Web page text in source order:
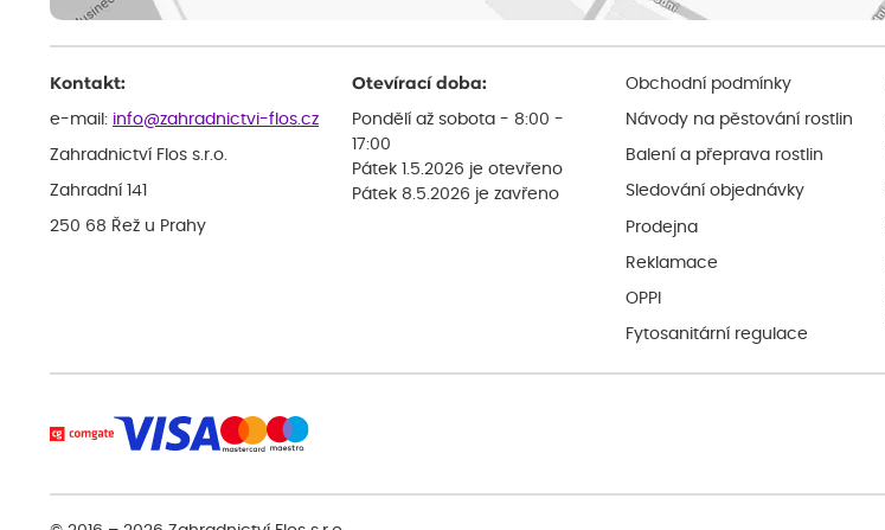
Kontakt:
e-mail: info@zahradnictvi-flos.cz
Zahradnictví Flos s.r.o.
Zahradní 141
250 68 Řež u Prahy
Otevírací doba:
Pondělí až sobota - 8:00 -
17:00
Pátek 1.5.2026 je otevřeno
Pátek 8.5.2026 je zavřeno
Obchodní podmínky
Návody na pěstování rostlin
Balení a přeprava rostlin
Sledování objednávky
Prodejna
Reklamace
OPPI
Fytosanitární regulace